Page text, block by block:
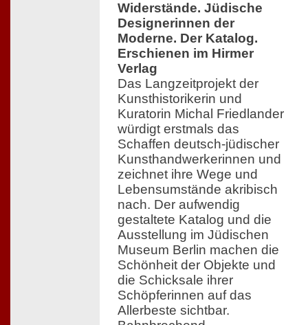
Widerstände. Jüdische
Designerinnen der
Moderne. Der Katalog.
Erschienen im Hirmer
Verlag
Das Langzeitprojekt der
Kunsthistorikerin und
Kuratorin Michal Friedlander
würdigt erstmals das
Schaffen deutsch-jüdischer
Kunsthandwerkerinnen und
zeichnet ihre Wege und
Lebensumstände akribisch
nach. Der aufwendig
gestaltete Katalog und die
Ausstellung im Jüdischen
Museum Berlin machen die
Schönheit der Objekte und
die Schicksale ihrer
Schöpferinnen auf das
Allerbeste sichtbar.